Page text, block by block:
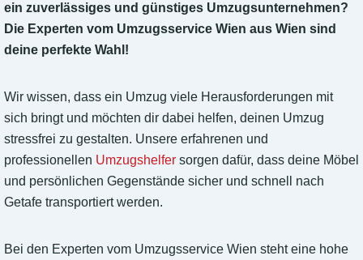
ein zuverlässiges und günstiges Umzugsunternehmen?
Die Experten vom Umzugsservice Wien aus Wien sind
deine perfekte Wahl!
Wir wissen, dass ein Umzug viele Herausforderungen mit
sich bringt und möchten dir dabei helfen, deinen Umzug
stressfrei zu gestalten. Unsere erfahrenen und
professionellen Umzugshelfer sorgen dafür, dass deine Möbel
und persönlichen Gegenstände sicher und schnell nach
Getafe transportiert werden.
Bei den Experten vom Umzugsservice Wien steht eine hohe